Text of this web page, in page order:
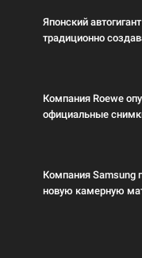
Японский
традиционно
Компания Roewe
официальные
Компания Samsung
новую камерную